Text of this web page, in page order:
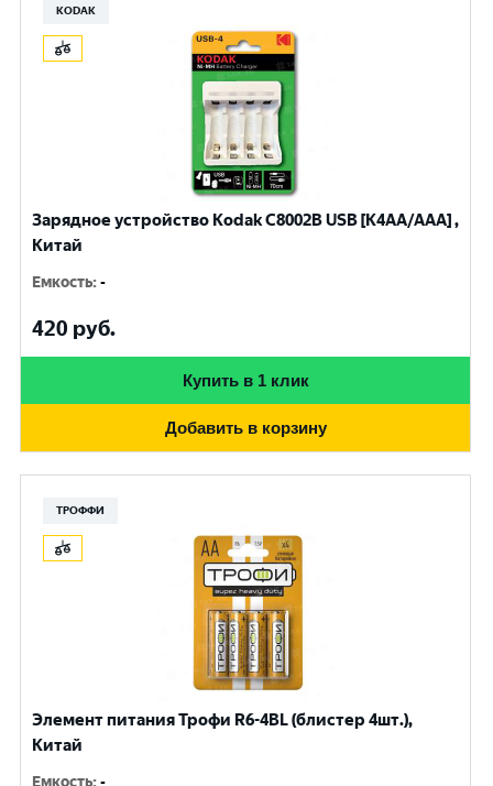
KODAK
Зарядное устройство Kodak С8002B USB [K4AA/AAA] ,
Китай
Емкость:-
420 руб.
Купить в 1 клик
Добавить в корзину
ТРОФФИ
Элемент питания Трофи R6-4BL (блистер 4шт.),
Китай
Емкость:-